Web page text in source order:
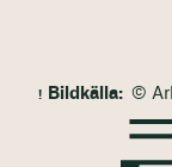
Bildkälla: ©